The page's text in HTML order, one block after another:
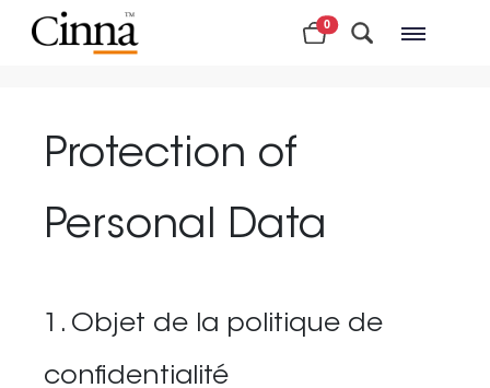
0
Protection of
Personal Data
1. Objet de la politique de
confidentialité